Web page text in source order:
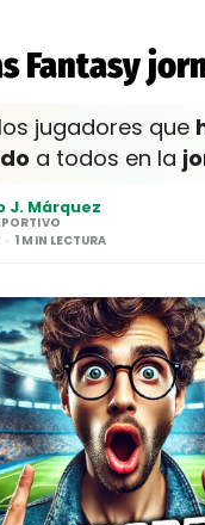
Fantasy
jugadores que
a todos en la
J. Márquez
1 MIN LECTURA